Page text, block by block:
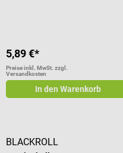
5,89 €*
Preise inkl. MwSt. zzgl.
Versandkosten
In den Warenkorb
BLACKROLL